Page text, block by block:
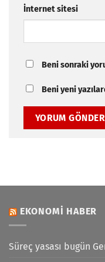
İnternet sitesi
Beni sonraki
Beni yeni
EKONOMI HABER
Süreç yasası bugün